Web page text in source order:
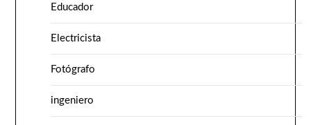
Educador
Electricista
Fotógrafo
ingeniero